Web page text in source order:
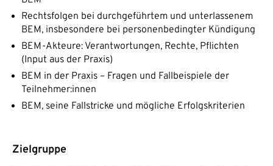
Rechtsfolgen bei durchgeführtem und unterlassenem
BEM, insbesondere bei personenbedingter Kündigung
BEM-Akteure: Verantwortungen, Rechte, Pflichten
(Input aus der Praxis)
BEM in der Praxis – Fragen und Fallbeispiele der
Teilnehmer:innen
BEM, seine Fallstricke und mögliche Erfolgskriterien
Zielgruppe